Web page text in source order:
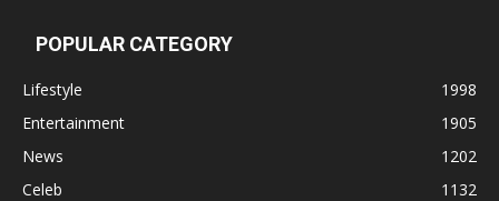
POPULAR CATEGORY
Lifestyle
1998
Entertainment
1905
News
1202
Celeb
1132